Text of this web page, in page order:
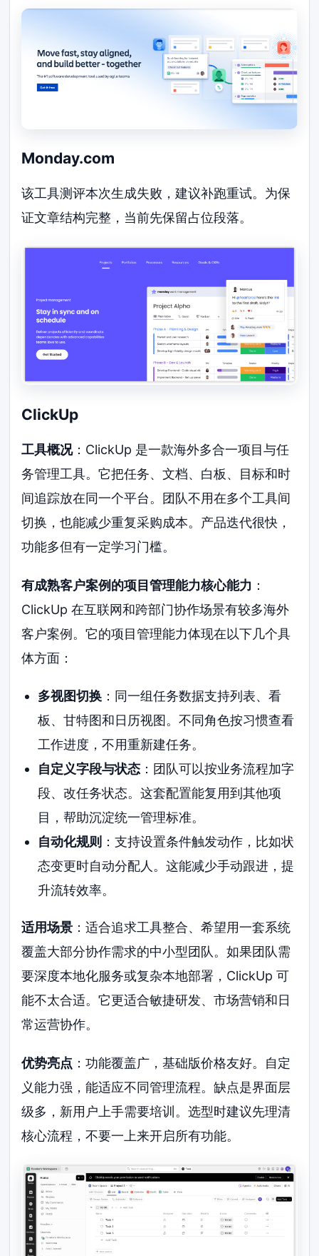
Monday.com
该工具测评本次生成失败，建议补跑重试。为保
证文章结构完整，当前先保留占位段落。
ClickUp
工具概况：ClickUp 是一款海外多合一项目与任
务管理工具。它把任务、文档、白板、目标和时
间追踪放在同一个平台。团队不用在多个工具间
切换，也能减少重复采购成本。产品迭代很快，
功能多但有一定学习门槛。
有成熟客户案例的项目管理能力核心能力 ：
ClickUp 在互联网和跨部门协作场景有较多海外
客户案例。它的项目管理能力体现在以下几个具
体方面：
多视图切换：同一组任务数据支持列表、看
板、甘特图和日历视图。不同角色按习惯查看
工作进度，不用重新建任务。
自定义字段与状态：团队可以按业务流程加字
段、改任务状态。这套配置能复用到其他项
目，帮助沉淀统一管理标准。
自动化规则 ：支持设置条件触发动作，比如状
态变更时自动分配人。这能减少手动跟进，提
升流转效率。
适用场景 ：适合追求工具整合、希望用一套系统
覆盖大部分协作需求的中小型团队。如果团队需
要深度本地化服务或复杂本地部署，ClickUp 可
能不太合适。它更适合敏捷研发、市场营销和日
常运营协作。
优势亮点 ：功能覆盖广，基础版价格友好。自定
义能力强，能适应不同管理流程。缺点是界面层
级多，新用户上手需要培训。选型时建议先理清
核心流程，不要一上来开启所有功能。